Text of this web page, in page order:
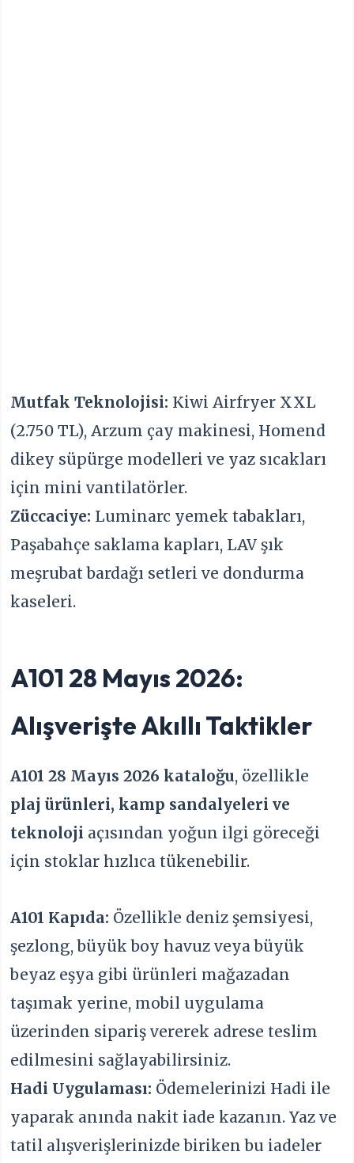
Mutfak Teknolojisi: Kiwi Airfryer XXL
(2.750 TL), Arzum çay makinesi, Homend
dikey süpürge modelleri ve yaz sıcakları
için mini vantilatörler.
Züccaciye: Luminarc yemek tabakları,
Paşabahçe saklama kapları, LAV şık
meşrubat bardağı setleri ve dondurma
kaseleri.
A101 28 Mayıs 2026:
Alışverişte Akıllı Taktikler
A101 28 Mayıs 2026 kataloğu, özellikle
plaj ürünleri, kamp sandalyeleri ve
teknoloji açısından yoğun ilgi göreceği
için stoklar hızlıca tükenebilir.
A101 Kapıda: Özellikle deniz şemsiyesi,
şezlong, büyük boy havuz veya büyük
beyaz eşya gibi ürünleri mağazadan
taşımak yerine, mobil uygulama
üzerinden sipariş vererek adrese teslim
edilmesini sağlayabilirsiniz.
Hadi Uygulaması: Ödemelerinizi Hadi ile
yaparak anında nakit iade kazanın. Yaz ve
tatil alışverişlerinizde biriken bu iadeler